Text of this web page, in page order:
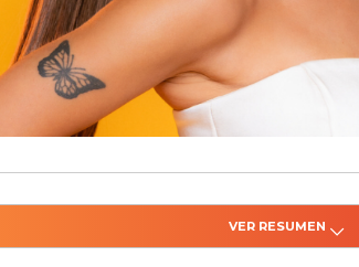
VER RESUMEN